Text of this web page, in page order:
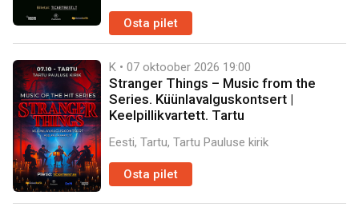
Osta pilet
K • 07 oktoober 2026 19:00
Stranger Things – Music from the
Series. Küünlavalguskontsert |
Keelpillikvartett. Tartu
Eesti, Tartu, Tartu Pauluse kirik
Osta pilet